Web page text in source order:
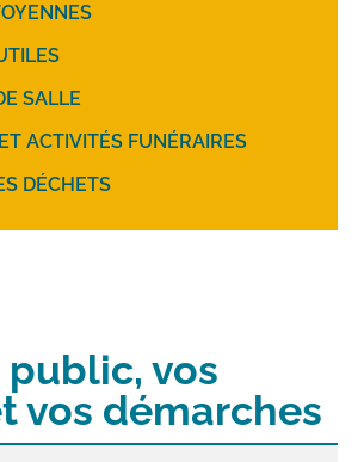
SALLE
ACTIVITÉS FUNÉRAIRES
DÉCHETS
public, vos
vos démarches